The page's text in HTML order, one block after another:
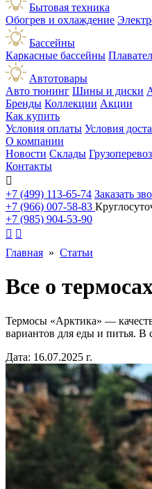
Бытовая техника
Обогрев и охлаждение
Бассейны
Каркасные бассейны
Автотовары
Авто тюнинг Шины и диски
Бренды Коллекции Акции
Как купить
Условия оплаты Условия
О компании
Новости Склады
Контакты

+7 (499) 113-65-74 Заказать
+7 (966) 007-58-83
+7 (985) 904-53-90
 
Главная » Статьи
Все о
Термосы «Арктика» —
вариантов для еды и питья. В
Дата: 16.07.2025 г.